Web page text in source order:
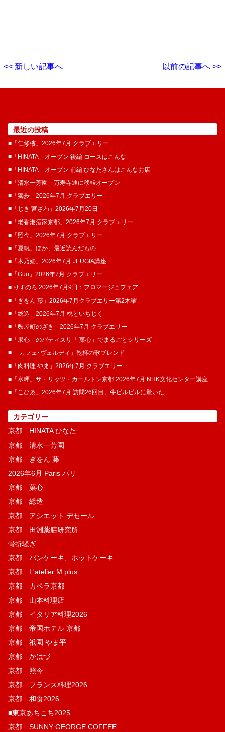
<< 新しい記事へ 以前の記事へ >>
最近の投稿
■「仁修樓」2026年7月 クラブエリー
■「HINATA」オープン 後編 コースはこんな
■「HINATA」オープン 前編 ひなたさんはこんなお店
■「清水一芳園」万寿寺通に移転オープン
■「獨歩」2026年7月 クラブエリー
■「じき 宮ざわ」2026年7月20日
■「老香港酒家京都」2026年7月 クラブエリー
■「照今」2026年7月 クラブエリー
■「夏帆」ほか、最近読んだもの
■「木乃婦」2026年7月 JEUGIA講座
■「Guu」2026年7月 クラブエリー
■ りすのろ 2026年7月9日：フロマージュフェア
■「ぎをん 藤」2026年7月クラブエリー第2木曜
■「総造」2026年7月 桃といちじく
■「麩屋町のざき」2026年7月 クラブエリー
■「果心」のパティスリ「 菓​心」でまるごとシリーズ
■ 「カフェ･ヴェルディ」乾杯の歌ブレンド
■「肉料理 やま」2026年7月 クラブエリー
■「水暉」ザ・リッツ・カールトン京都 2026年7月 NHK文化センター講座
■「こぴゑ」2026年7月 訪問26回目、牛ピルピルに驚いた
カテゴリー
京都 HINATA ひなた
京都 清水一芳園
京都 ぎをん 藤
2026年6月 Paris パリ
京都 菓​心
京都 総造
京都 アシエット デセール
京都 田淵薬膳研究所
骨折騒ぎ
京都 パンケーキ、ホットケーキ
京都 L'atelier M plus
京都 カペラ京都
京都 山本料理店
京都 イタリア料理2026
京都 帝国ホテル 京都
京都 祇園 やま平
京都 かはづ
京都 照今
京都 フランス料理2026
京都 和食2026
■東京あちこち2025
京都 SUNNY GEORGE COFFEE